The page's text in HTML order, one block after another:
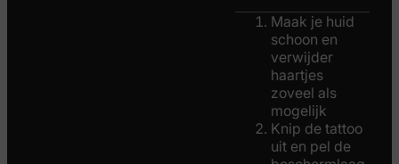
Maak je huid
schoon en
verwijder
haartjes
zoveel als
mogelijk
Knip de tattoo
uit en pel de